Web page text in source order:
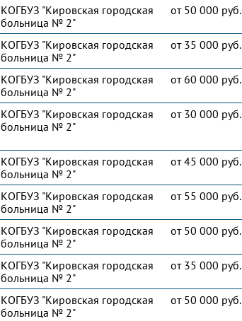
КОГБУЗ "Кировская городская
больница № 2"
от 50 000 руб.
КОГБУЗ "Кировская городская
больница № 2"
от 35 000 руб.
КОГБУЗ "Кировская городская
больница № 2"
от 60 000 руб.
КОГБУЗ "Кировская городская
больница № 2"
от 30 000 руб.
КОГБУЗ "Кировская городская
больница № 2"
от 45 000 руб.
КОГБУЗ "Кировская городская
больница № 2"
от 55 000 руб.
КОГБУЗ "Кировская городская
больница № 2"
от 50 000 руб.
КОГБУЗ "Кировская городская
больница № 2"
от 35 000 руб.
КОГБУЗ "Кировская городская
больница № 2"
от 50 000 руб.